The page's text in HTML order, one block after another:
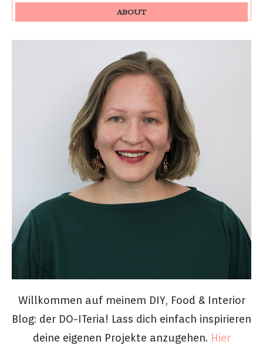
ABOUT
Willkommen auf meinem DIY, Food & Interior
Blog: der DO-ITeria! Lass dich einfach inspirieren
deine eigenen Projekte anzugehen. Hier